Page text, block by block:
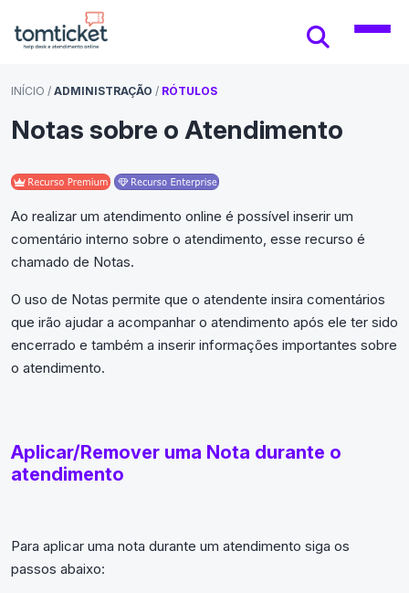
INÍCIO / ADMINISTRAÇÃO / RÓTULOS
Notas sobre o Atendimento
Ao realizar um atendimento online é possível inserir um
comentário interno sobre o atendimento, esse recurso é
chamado de Notas.
O uso de Notas permite que o atendente insira comentários
que irão ajudar a acompanhar o atendimento após ele ter sido
encerrado e também a inserir informações importantes sobre
o atendimento.
Aplicar/Remover uma Nota durante o
atendimento
Para aplicar uma nota durante um atendimento siga os
passos abaixo: